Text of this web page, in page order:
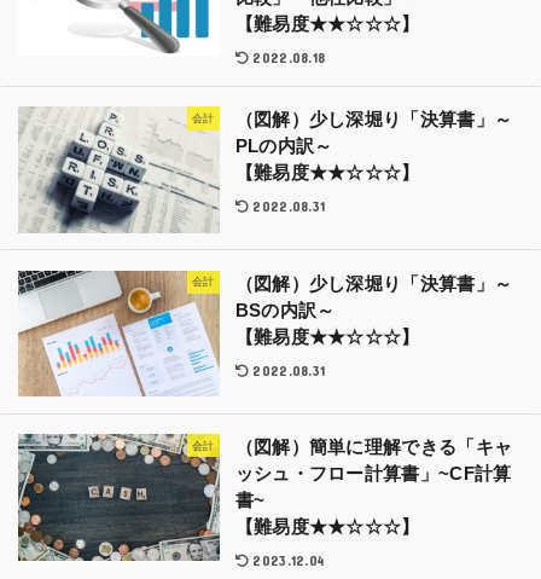
【難易度★★☆☆☆】
2022.08.18
会計
（図解）少し深堀り「決算書」～
PLの内訳～
【難易度★★☆☆☆】
2022.08.31
会計
（図解）少し深堀り「決算書」～
BSの内訳～
【難易度★★☆☆☆】
2022.08.31
会計
（図解）簡単に理解できる「キャ
ッシュ・フロー計算書」~CF計算
書~
【難易度★★☆☆☆】
2023.12.04